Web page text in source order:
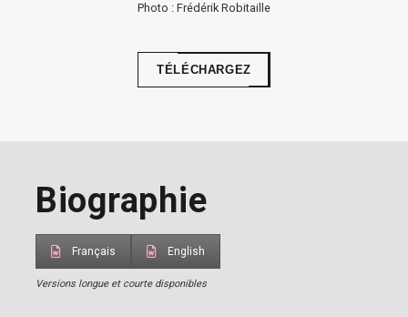
Photo : Frédérik Robitaille
TÉLÉCHARGEZ
Biographie
Français English
Versions longue et courte disponibles